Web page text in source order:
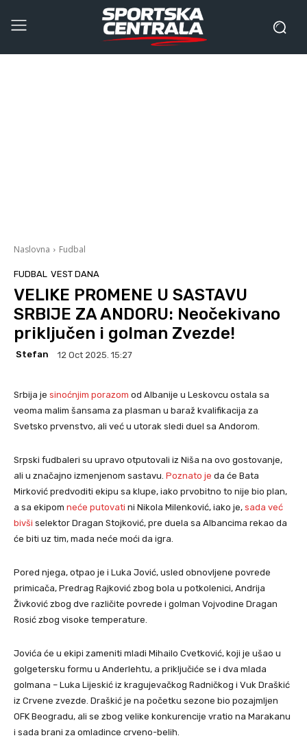
Naslovna Fudbal
FUDBAL VEST DANA
VELIKE PROMENE U SASTAVU
SRBIJE ZA ANDORU: Neočekivano
priključen i golman Zvezde!
Stefan 12 Oct 2025. 15:27
Srbija je sinoćnjim porazom od Albanije u Leskovcu ostala sa
veoma malim šansama za plasman u baraž kvalifikacija za
Svetsko prvenstvo, ali već u utorak sledi duel sa Andorom.
Srpski fudbaleri su upravo otputovali iz Niša na ovo gostovanje,
ali u značajno izmenjenom sastavu. Poznato je da će Bata
Mirković predvoditi ekipu sa klupe, iako prvobitno to nije bio plan,
a sa ekipom neće putovati ni Nikola Milenković, iako je, sada već
bivši selektor Dragan Stojković, pre duela sa Albancima rekao da
će biti uz tim, mada neće moći da igra.
Pored njega, otpao je i Luka Jović, usled obnovljene povrede
primicača, Predrag Rajković zbog bola u potkolenici, Andrija
Živković zbog dve različite povrede i golman Vojvodine Dragan
Rosić zbog visoke temperature.
Jovića će u ekipi zameniti mladi Mihailo Cvetković, koji je ušao u
golgetersku formu u Anderlehtu, a priključiće se i dva mlada
golmana – Luka Lijeskić iz kragujevačkog Radničkog i Vuk Draškić
iz Crvene zvezde. Draškić je na početku sezone bio pozajmljen
OFK Beogradu, ali se zbog velike konkurencije vratio na Marakanu
i sada brani za omladince crveno-belih.